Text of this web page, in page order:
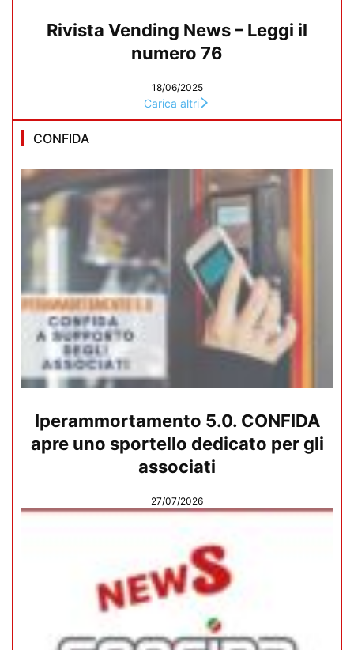
Rivista Vending News – Leggi il
numero 76
18/06/2025
Carica altri
CONFIDA
Iperammortamento 5.0. CONFIDA
apre uno sportello dedicato per gli
associati
27/07/2026